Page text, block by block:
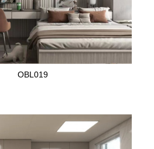
OBL019